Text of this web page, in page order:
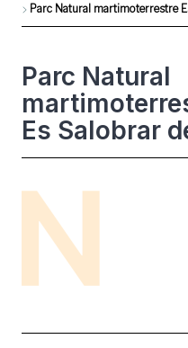
Sobrescribir
de
ayuda
a
la
navegación
Parc Natural martimoterrestre
Parc Natural
Es Salobrar
Foto